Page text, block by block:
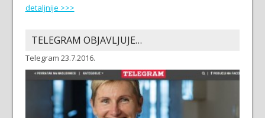
detaljnije >>>
TELEGRAM OBJAVLJUJE…
Telegram 23.7.2016.